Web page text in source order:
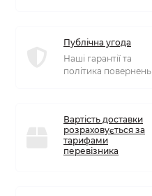
Публічна угода
Наші гарантії та
політика повернень
Вартість доставки
розраховується за
тарифами
перевізника